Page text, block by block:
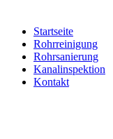
Startseite
Rohrreinigung
Rohrsanierung
Kanalinspektion
Kontakt